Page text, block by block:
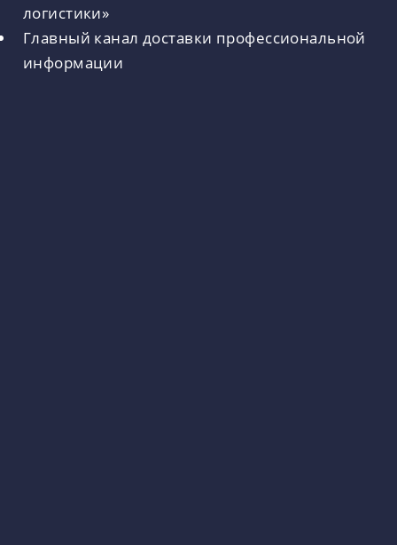
логистики»
Главный канал доставки профессиональной
информации